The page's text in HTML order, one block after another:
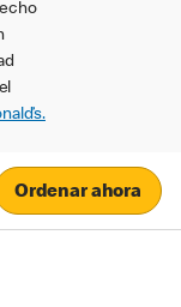
Ordenar ahora